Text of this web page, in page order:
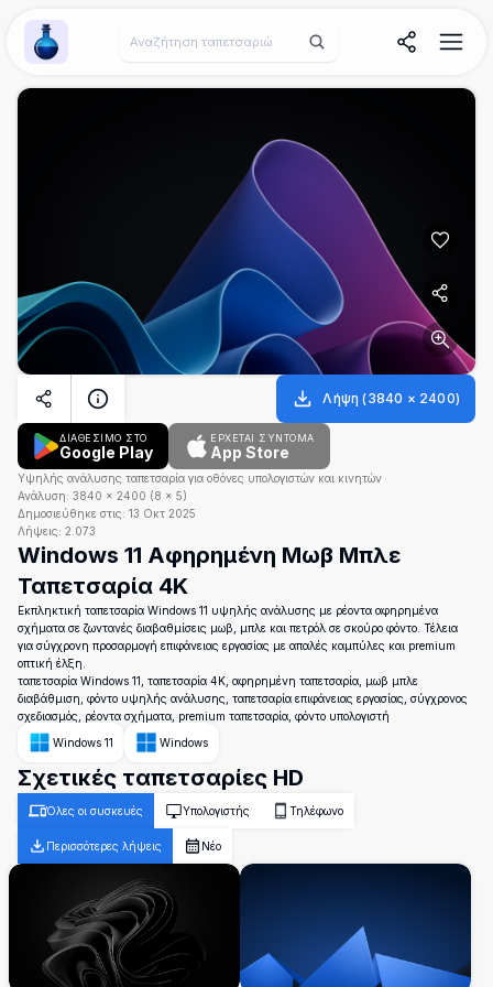
Wallpaper Alchemy
Λήψη (3840 × 2400)
ΔΙΑΘΕΣΙΜΟ ΣΤΟ
Google Play
ΈΡΧΕΤΑΙ ΣΎΝΤΟΜΑ
App Store
Υψηλής ανάλυσης ταπετσαρία για οθόνες υπολογιστών και κινητών
Ανάλυση: 3840 × 2400 (8 × 5)
Δημοσιεύθηκε στις: 13 Οκτ 2025
Λήψεις: 2.073
Windows 11 Αφηρημένη Μωβ Μπλε
Ταπετσαρία 4K
Εκπληκτική ταπετσαρία Windows 11 υψηλής ανάλυσης με ρέοντα αφηρημένα
σχήματα σε ζωντανές διαβαθμίσεις μωβ, μπλε και πετρόλ σε σκούρο φόντο. Τέλεια
για σύγχρονη προσαρμογή επιφάνειας εργασίας με απαλές καμπύλες και premium
οπτική έλξη.
ταπετσαρία Windows 11, ταπετσαρία 4K, αφηρημένη ταπετσαρία, μωβ μπλε
διαβάθμιση, φόντο υψηλής ανάλυσης, ταπετσαρία επιφάνειας εργασίας, σύγχρονος
σχεδιασμός, ρέοντα σχήματα, premium ταπετσαρία, φόντο υπολογιστή
Windows 11
Windows
Σχετικές ταπετσαρίες HD
Όλες οι συσκευές Υπολογιστής Τηλέφωνο
Περισσότερες λήψεις Νέο